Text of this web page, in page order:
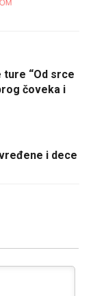
“Od srce
čoveka i
i dece